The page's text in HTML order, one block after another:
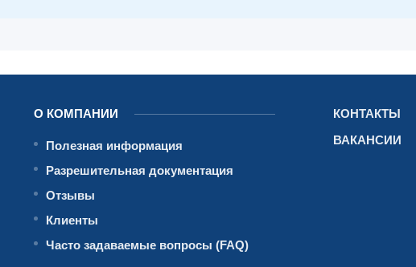
О КОМПАНИИ
Полезная информация
Разрешительная документация
Отзывы
Клиенты
Часто задаваемые вопросы (FAQ)
КОНТАКТЫ
ВАКАНСИИ